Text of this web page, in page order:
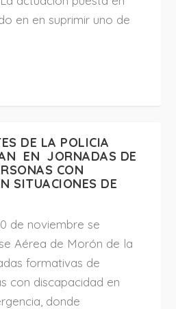
en en suprimir uno de
DE LA POLICIA
EN JORNADAS DE
CON
SITUACIONES DE
de noviembre se
Aérea de Morón de la
formativas de
con discapacidad en
donde